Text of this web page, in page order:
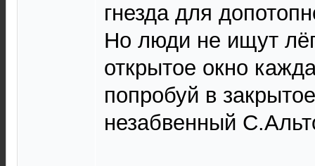
гнезда для
Но люди не ищут
открытое окно
попробуй в
незабвенный